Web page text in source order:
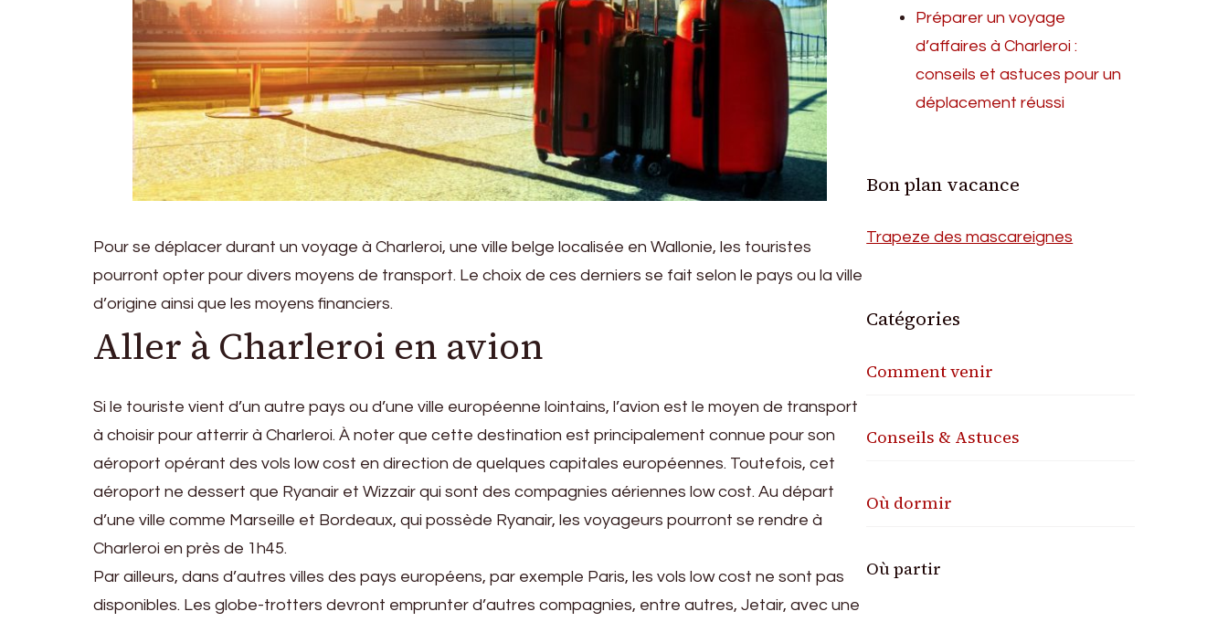
Pour se déplacer durant un voyage à Charleroi, une ville belge localisée en Wallonie, les touristes
pourront opter pour divers moyens de transport. Le choix de ces derniers se fait selon le pays ou la ville
d’origine ainsi que les moyens financiers.
Aller à Charleroi en avion
Si le touriste vient d’un autre pays ou d’une ville européenne lointains, l’avion est le moyen de transport
à choisir pour atterrir à Charleroi. À noter que cette destination est principalement connue pour son
aéroport opérant des vols low cost en direction de quelques capitales européennes. Toutefois, cet
aéroport ne dessert que Ryanair et Wizzair qui sont des compagnies aériennes low cost. Au départ
d’une ville comme Marseille et Bordeaux, qui possède Ryanair, les voyageurs pourront se rendre à
Charleroi en près de 1h45.
Par ailleurs, dans d’autres villes des pays européens, par exemple Paris, les vols low cost ne sont pas
disponibles. Les globe-trotters devront emprunter d’autres compagnies, entre autres, Jetair, avec une
Préparer un voyage
d’affaires à Charleroi :
conseils et astuces pour un
déplacement réussi
Bon plan vacance
Trapeze des mascareignes
Catégories
Comment venir
Conseils & Astuces
Où dormir
Où partir